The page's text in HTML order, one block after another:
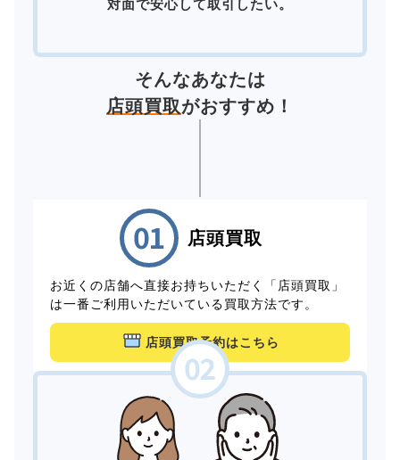
対面で安心して取引したい。
そんなあなたは
店頭買取がおすすめ！
店頭買取
お近くの店舗へ直接お持ちいただく「店頭買取」
は一番ご利用いただいている買取方法です。
店頭買取予約はこちら